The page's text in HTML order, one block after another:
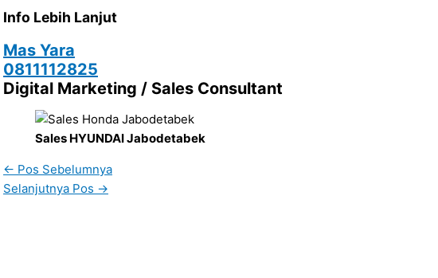
Info Lebih Lanjut
Mas Yara
0811112825
Digital Marketing / Sales Consultant
Sales HYUNDAI Jabodetabek
← Pos Sebelumnya
Selanjutnya Pos →